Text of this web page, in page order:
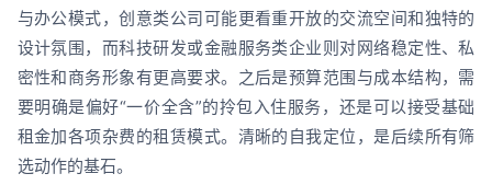
与办公模式，创意类公司可能更看重开放的交流空间和独特的
设计氛围，而科技研发或金融服务类企业则对网络稳定性、私
密性和商务形象有更高要求。之后是预算范围与成本结构，需
要明确是偏好“一价全含”的拎包入住服务，还是可以接受基础
租金加各项杂费的租赁模式。清晰的自我定位，是后续所有筛
选动作的基石。